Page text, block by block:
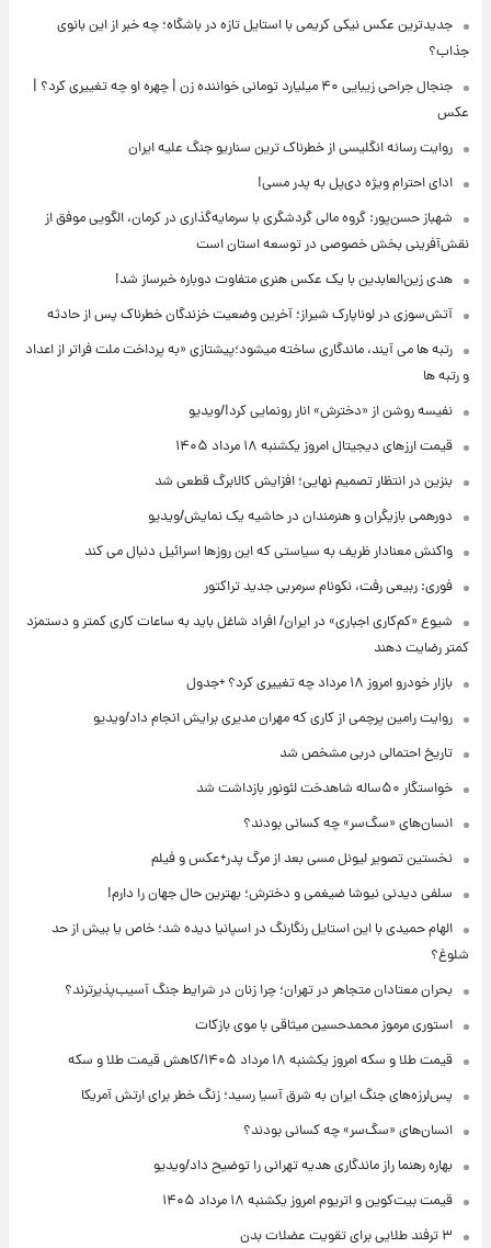
جدیدترین عکس نیکی کریمی با استایل تازه در باشگاه؛ چه خبر از این بانوی
جذاب؟
جنجال جراحی زیبایی ۴۰ میلیارد تومانی خواننده زن | چهره او چه تغییری کرد؟ |
عکس
روایت رسانه انگلیسی از خطرناک ترین سناریو جنگ علیه ایران
ادای احترام ویژه دی‌پل به پدر مسی!
شهباز حسن‌پور: گروه مالی گردشگری با سرمایه‌گذاری در کرمان، الگویی موفق از
نقش‌آفرینی بخش خصوصی در توسعه استان است
هدی زین‌العابدین با یک عکس هنری متفاوت دوباره خبرساز شد!
آتش‌سوزی در لوناپارک شیراز؛ آخرین وضعیت خزندگان خطرناک پس از حادثه
رتبه ها می آیند، ماندگاری ساخته میشود؛پیشتازی «به پرداخت ملت فراتر از اعداد
و رتبه ها
نفیسه روشن از «دخترش» انار رونمایی کرد!/ویدیو
قیمت ارزهای دیجیتال امروز یکشنبه ۱۸ مرداد ۱۴۰۵
بنزین در انتظار تصمیم نهایی؛ افزایش کالابرگ قطعی شد
دورهمی بازیگران و هنرمندان در حاشیه یک نمایش/ویدیو
واکنش معنادار ظریف به سیاستی که این روزها اسرائیل دنبال می کند
فوری: ربیعی رفت، نکونام سرمربی جدید تراکتور
شیوع «کم‌کاری اجباری» در ایران/ افراد شاغل باید به ساعات کاری کمتر و دستمزد
کمتر رضایت دهند
بازار خودرو امروز ۱۸ مرداد چه تغییری کرد؟ +جدول
روایت رامین پرچمی از کاری که مهران مدیری برایش انجام داد/ویدیو
تاریخ احتمالی دربی مشخص شد
خواستگار ۵۰ساله شاهدخت لئونور بازداشت شد
انسان‌های «سگ‌سر» چه کسانی بودند؟
نخستین تصویر لیونل مسی بعد از مرگ پدر+عکس و فیلم
سلفی دیدنی نیوشا ضیغمی و دخترش؛ بهترین حال جهان را دارم!
الهام حمیدی با این استایل رنگارنگ در اسپانیا دیده شد؛ خاص یا بیش از حد
شلوغ؟
بحران معتادان متجاهر در تهران؛ چرا زنان در شرایط جنگ آسیب‌پذیرترند؟
استوری مرموز محمدحسین میثاقی با موی بازکات
قیمت طلا و سکه امروز یکشنبه ۱۸ مرداد ۱۴۰۵/کاهش قیمت طلا و سکه
پس‌لرزه‌های جنگ ایران به شرق آسیا رسید؛ زنگ خطر برای ارتش آمریکا
انسان‌های «سگ‌سر» چه کسانی بودند؟
بهاره رهنما راز ماندگاری هدیه تهرانی را توضیح داد/ویدیو
قیمت بیت‌کوین و اتریوم امروز یکشنبه ۱۸ مرداد ۱۴۰۵
۳ ترفند طلایی برای تقویت عضلات بدن